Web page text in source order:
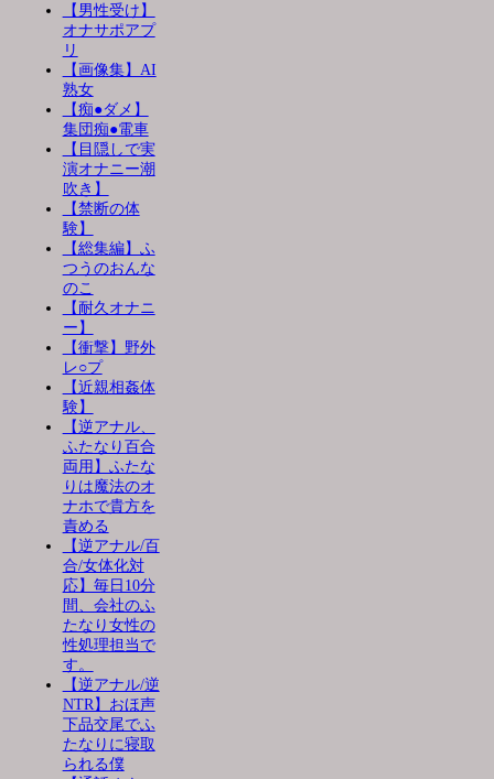
【男性受け】
オナサポアプ
リ
【画像集】AI
熟女
【痴●ダメ】
集団痴●電車
【目隠しで実
演オナニー潮
吹き】
【禁断の体
験】
【総集編】ふ
つうのおんな
のこ
【耐久オナニ
ー】
【衝撃】野外
レ○プ
【近親相姦体
験】
【逆アナル、
ふたなり百合
両用】ふたな
りは魔法のオ
ナホで貴方を
責める
【逆アナル/百
合/女体化対
応】毎日10分
間、会社のふ
たなり女性の
性処理担当で
す。
【逆アナル/逆
NTR】おほ声
下品交尾でふ
たなりに寝取
られる僕